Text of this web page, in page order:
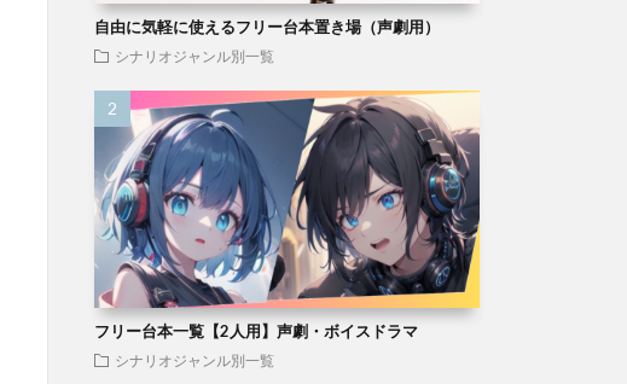
自由に気軽に使えるフリー台本置き場（声劇用）
シナリオジャンル別一覧
フリー台本一覧【2人用】声劇・ボイスドラマ
シナリオジャンル別一覧